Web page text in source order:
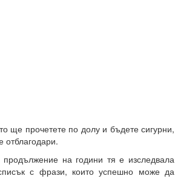
ще прочетете по долу и бъдете сигурни,
на години тя е изследвала
с фрази, които успешно може да